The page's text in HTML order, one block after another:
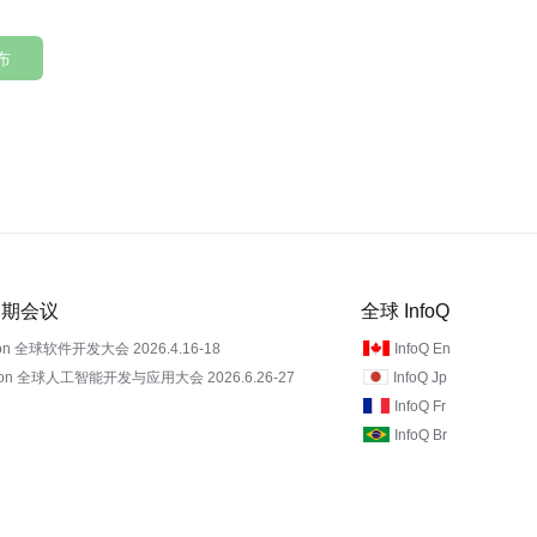
会议
全球软件开发大会 2026.4.16-18
全球人工智能开发与应用大会 2026.6.26-27
全球 InfoQ
InfoQ En
InfoQ Jp
InfoQ Fr
InfoQ Br